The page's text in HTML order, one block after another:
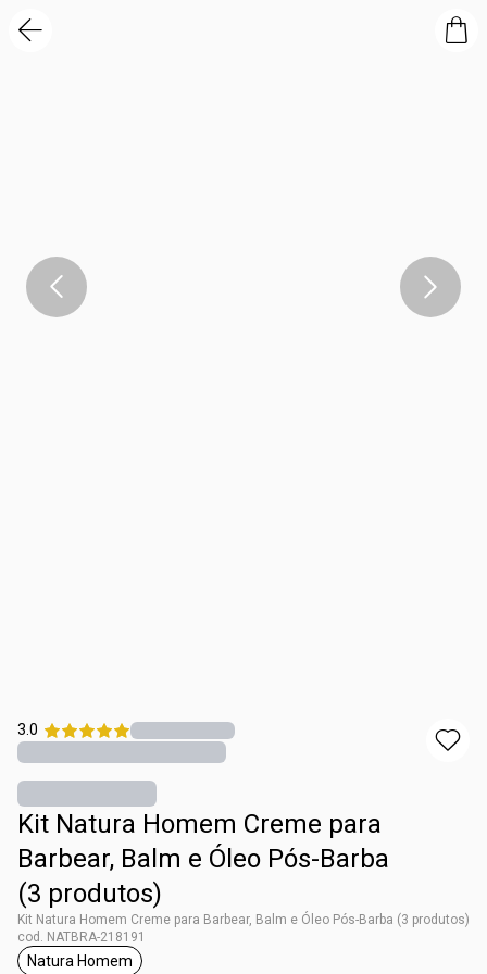
3.0
Kit Natura Homem Creme para
Barbear, Balm e Óleo Pós-Barba
(3 produtos)
Kit Natura Homem Creme para Barbear, Balm e Óleo Pós-Barba (3 produtos)
cod. NATBRA-218191
etiqueta Natura Homem
Natura Homem